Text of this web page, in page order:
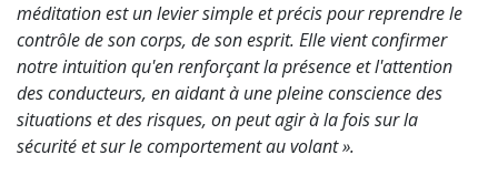
méditation est un levier simple et précis pour reprendre le
contrôle de son corps, de son esprit. Elle vient confirmer
notre intuition qu'en renforçant la présence et l'attention
des conducteurs, en aidant à une pleine conscience des
situations et des risques, on peut agir à la fois sur la
sécurité et sur le comportement au volant ».